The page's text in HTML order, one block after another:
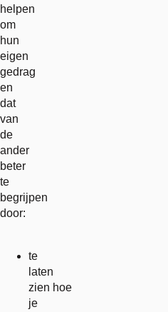
helpen
om
hun
eigen
gedrag
en
dat
van
de
ander
beter
te
begrijpen
door:
te
laten
zien hoe
je